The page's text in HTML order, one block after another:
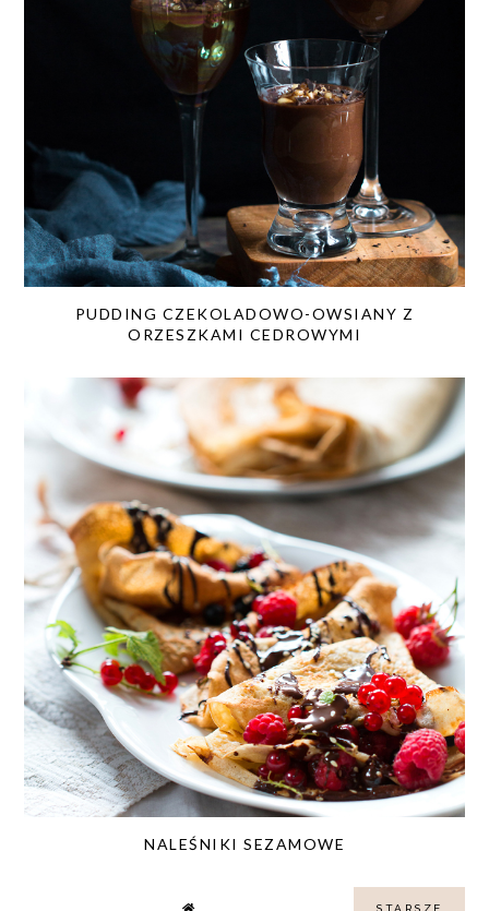
PUDDING CZEKOLADOWO-OWSIANY Z
ORZESZKAMI CEDROWYMI
NALEŚNIKI SEZAMOWE
STARSZE